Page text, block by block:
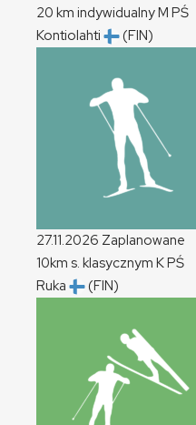
20 km indywidualnyM PŚ
Kontiolahti
(FIN)
27.11.2026 Zaplanowane
10km s. klasycznym KPŚ
Ruka
(FIN)